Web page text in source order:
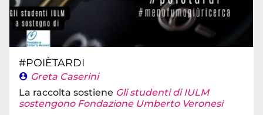
#POIÈTARDI
Greta Caserini
La raccolta sostiene Gli studenti di IULM
sostengono Fondazione Umberto Veronesi